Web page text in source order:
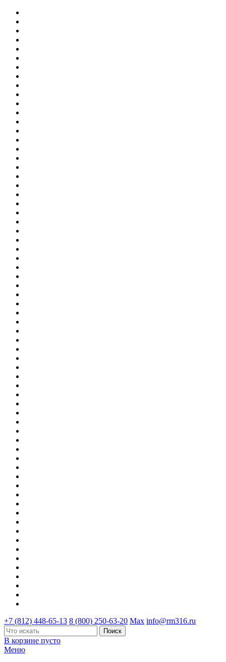
+7 (812) 448-65-13 8 (800) 250-63-20 Max info@rm316.ru
В корзине пусто
Меню